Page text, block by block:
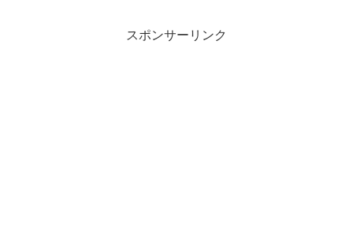
スポンサーリンク